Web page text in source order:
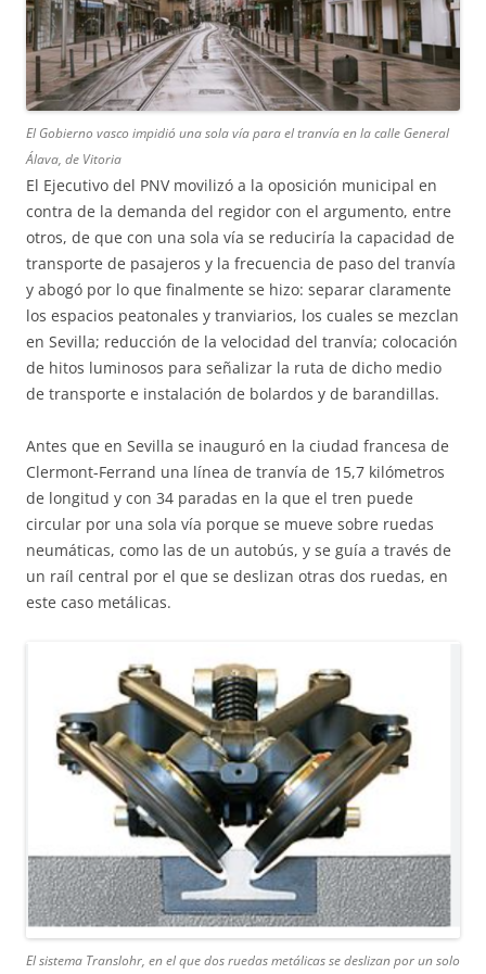
El Gobierno vasco impidió una sola vía para el tranvía en la calle General
Álava, de Vitoria
El Ejecutivo del PNV movilizó a la oposición municipal en
contra de la demanda del regidor con el argumento, entre
otros, de que con una sola vía se reduciría la capacidad de
transporte de pasajeros y la frecuencia de paso del tranvía
y abogó por lo que finalmente se hizo: separar claramente
los espacios peatonales y tranviarios, los cuales se mezclan
en Sevilla; reducción de la velocidad del tranvía; colocación
de hitos luminosos para señalizar la ruta de dicho medio
de transporte e instalación de bolardos y de barandillas.
Antes que en Sevilla se inauguró en la ciudad francesa de
Clermont-Ferrand una línea de tranvía de 15,7 kilómetros
de longitud y con 34 paradas en la que el tren puede
circular por una sola vía porque se mueve sobre ruedas
neumáticas, como las de un autobús, y se guía a través de
un raíl central por el que se deslizan otras dos ruedas, en
este caso metálicas.
El sistema Translohr, en el que dos ruedas metálicas se deslizan por un solo